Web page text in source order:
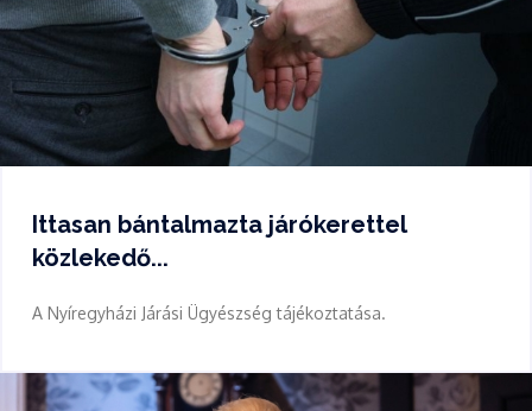
Ittasan bántalmazta járókerettel
közlekedő...
A Nyíregyházi Járási Ügyészség tájékoztatása.